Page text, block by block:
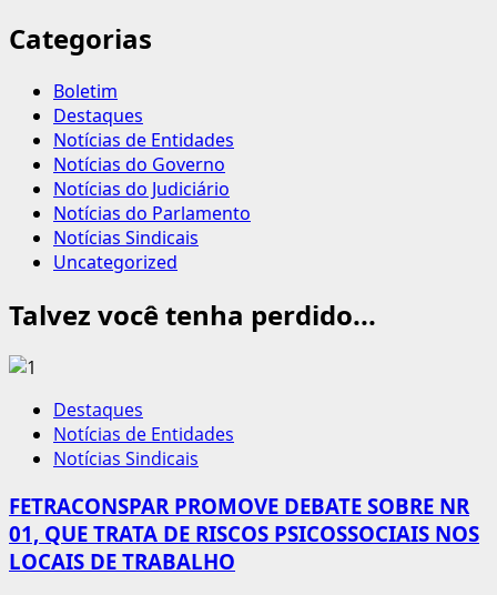
Categorias
Boletim
Destaques
Notícias de Entidades
Notícias do Governo
Notícias do Judiciário
Notícias do Parlamento
Notícias Sindicais
Uncategorized
Talvez você tenha perdido...
Destaques
Notícias de Entidades
Notícias Sindicais
FETRACONSPAR PROMOVE DEBATE SOBRE NR
01, QUE TRATA DE RISCOS PSICOSSOCIAIS NOS
LOCAIS DE TRABALHO